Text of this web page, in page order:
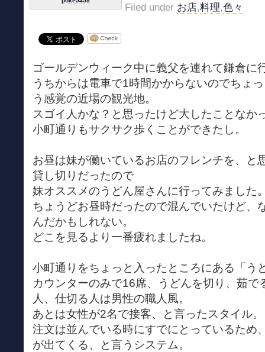
Filed under お店,料理,色々
ゴールデンウィーク中に義父を連れて鎌倉に
うちからは電車で1時間かからないのでちょ
う感覚の近場の観光地。
スゴイ人かな？と思ったけど大したことなか
小町通りもサクサク歩くことができたし。
お昼は妹が働いているお店のフレンチを、と
貸し切りだったので
妹オススメのうどん屋さんに行ってみました
ちょうどお昼時だったので混んでいたけど、
んだかもしれない。
どこを見るより一番疲れましたね。
小町通りをちょっと入ったところにある「う
カウンターのみで16席、うどんを切り、茹で
人、仕切る人は男性の職人風。
あとは女性が2名で接客、と言ったスタイル。
注文は並んでいる時にすでにとっているため
が出てくる、と言うシステム。